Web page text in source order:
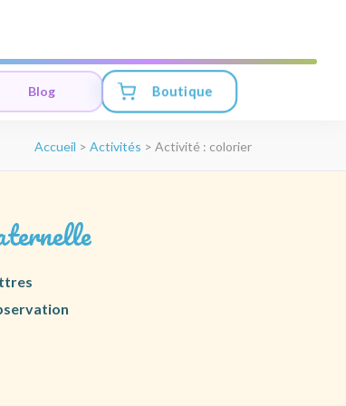
Blog Boutique
Accueil > Activités > Activité : colorier